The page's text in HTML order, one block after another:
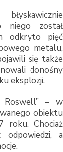
niego został
odkryto pięć
metalu,
się także
donośny
eksplozji.
Roswell” – w
obiektu
roku. Chociaż
a